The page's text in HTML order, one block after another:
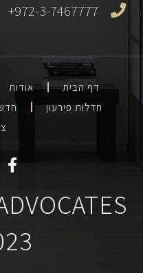
972-3-7467777+
דף הבית אודות
חדלות פירעון